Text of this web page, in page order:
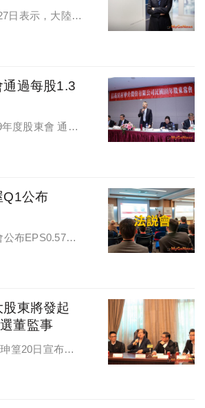
日表示，大陸建
過每股1.3
度股東會 通過
Q1公布
公布EPS0.57
東將發起
董監事
篁20日宣布，